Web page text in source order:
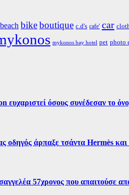
beach bikeboutique c.d's cafe' car
mykonos bay hotel pet photo
ευχαριστεί όσους συνέδεσαν το
οδηγός άρπαξε τσάντα Hermès
57χρονος που απαιτούσε